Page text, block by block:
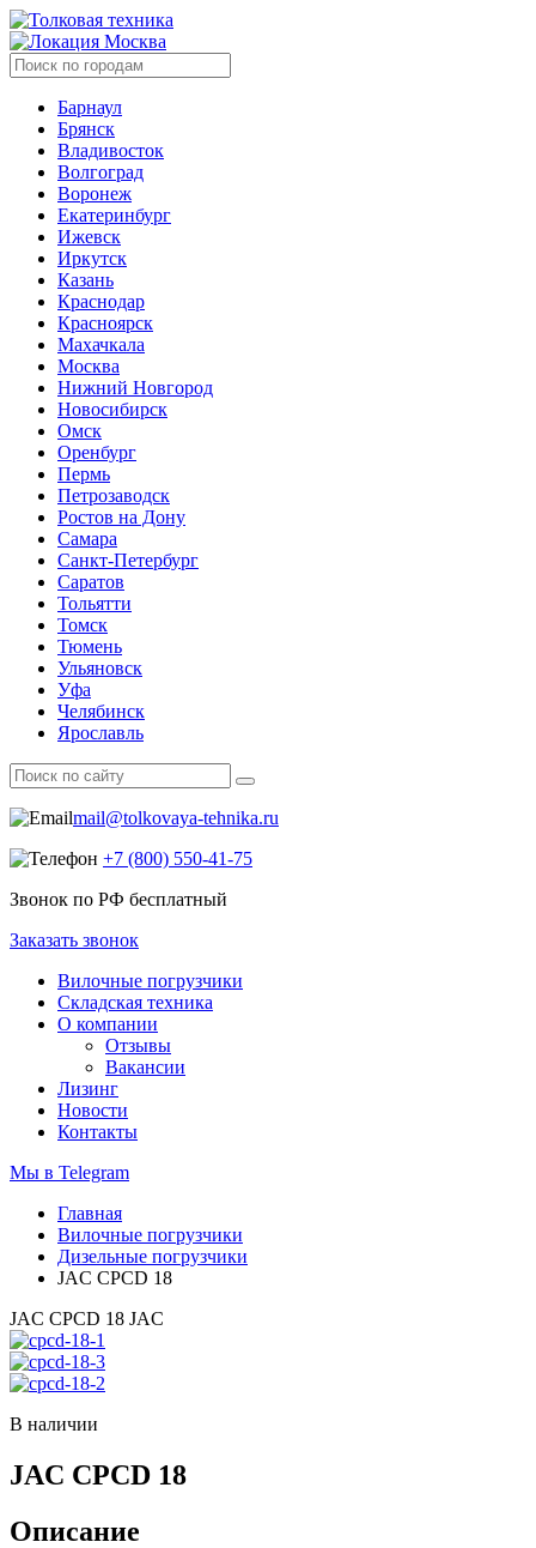
Москва
Барнаул
Брянск
Владивосток
Волгоград
Воронеж
Екатеринбург
Ижевск
Иркутск
Казань
Краснодар
Красноярск
Махачкала
Москва
Нижний Новгород
Новосибирск
Омск
Оренбург
Пермь
Петрозаводск
Ростов на Дону
Самара
Санкт-Петербург
Саратов
Тольятти
Томск
Тюмень
Ульяновск
Уфа
Челябинск
Ярославль
mail@tolkovaya-tehnika.ru
+7 (800) 550‑41‑75
Звонок по РФ бесплатный
Заказать звонок
Вилочные погрузчики
Складская техника
О компании
Отзывы
Вакансии
Лизинг
Новости
Контакты
Мы в Telegram
Главная
Вилочные погрузчики
Дизельные погрузчики
JAC CPCD 18
JAC CPCD 18 JAC
В наличии
JAC CPCD 18
Описание